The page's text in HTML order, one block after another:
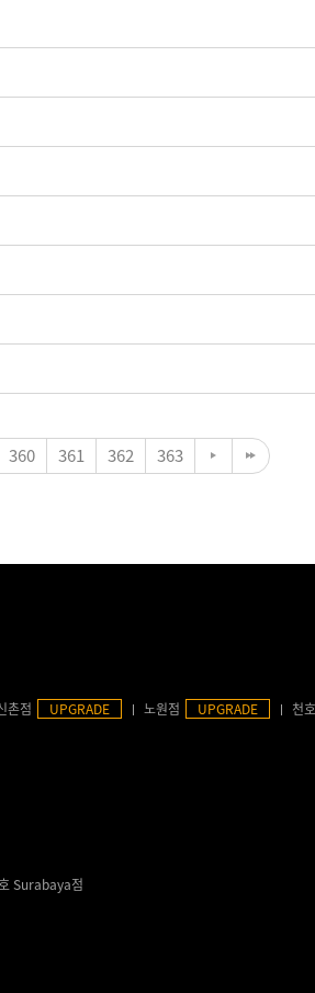
360 361 362 363
촌점 UPGRADE 노원점 UPGRADE 천
Surabaya점